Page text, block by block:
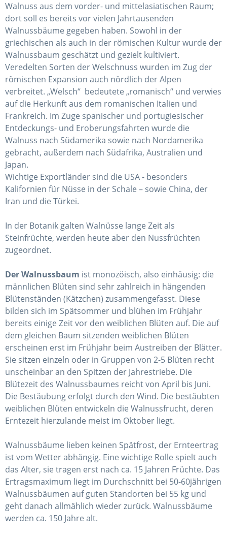
Walnuss aus dem vorder- und mittelasiatischen Raum;
dort soll es bereits vor vielen Jahrtausenden
Walnussbäume gegeben haben. Sowohl in der
griechischen als auch in der römischen Kultur wurde der
Walnussbaum geschätzt und gezielt kultiviert.
Veredelten Sorten der Welschnuss wurden im Zug der
römischen Expansion auch nördlich der Alpen
verbreitet. „Welsch“ bedeutete „romanisch“ und verwies
auf die Herkunft aus dem romanischen Italien und
Frankreich. Im Zuge spanischer und portugiesischer
Entdeckungs- und Eroberungsfahrten wurde die
Walnuss nach Südamerika sowie nach Nordamerika
gebracht, außerdem nach Südafrika, Australien und
Japan.
Wichtige Exportländer sind die USA - besonders
Kalifornien für Nüsse in der Schale – sowie China, der
Iran und die Türkei.
In der Botanik galten Walnüsse lange Zeit als
Steinfrüchte, werden heute aber den Nussfrüchten
zugeordnet.
Der Walnussbaum ist monozöisch, also einhäusig: die
männlichen Blüten sind sehr zahlreich in hängenden
Blütenständen (Kätzchen) zusammengefasst. Diese
bilden sich im Spätsommer und blühen im Frühjahr
bereits einige Zeit vor den weiblichen Blüten auf. Die auf
dem gleichen Baum sitzenden weiblichen Blüten
erscheinen erst im Frühjahr beim Austreiben der Blätter.
Sie sitzen einzeln oder in Gruppen von 2-5 Blüten recht
unscheinbar an den Spitzen der Jahrestriebe. Die
Blütezeit des Walnussbaumes reicht von April bis Juni.
Die Bestäubung erfolgt durch den Wind. Die bestäubten
weiblichen Blüten entwickeln die Walnussfrucht, deren
Erntezeit hierzulande meist im Oktober liegt.
Walnussbäume lieben keinen Spätfrost, der Ernteertrag
ist vom Wetter abhängig. Eine wichtige Rolle spielt auch
das Alter, sie tragen erst nach ca. 15 Jahren Früchte. Das
Ertragsmaximum liegt im Durchschnitt bei 50-60jährigen
Walnussbäumen auf guten Standorten bei 55 kg und
geht danach allmählich wieder zurück. Walnussbäume
werden ca. 150 Jahre alt.